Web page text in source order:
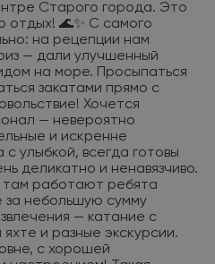
Старого города. Это
отдых! 🌊✨ С самого
на рецепции нам
— дали улучшенный
на море. Просыпаться
закатами прямо с
Хочется
— невероятно
и искренне
улыбкой, всегда готовы
деликатно и ненавязчиво.
работают ребята
небольшую сумму
— катание с
и разные экскурсии.
с хорошей